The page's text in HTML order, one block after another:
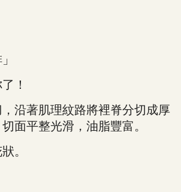
！
著肌理紋路將裡脊分切成厚
面平整光滑，油脂豐富。
。